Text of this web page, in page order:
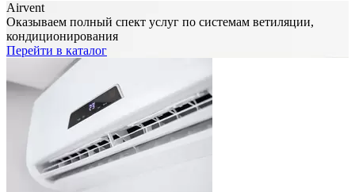
Airvent
Оказываем полный спект услуг по системам ветиляции,
кондиционирования
Перейти в каталог